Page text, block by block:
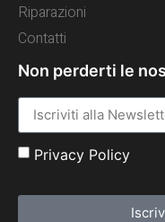
Riparazioni
Contatti
Non perderti le
Privacy Policy